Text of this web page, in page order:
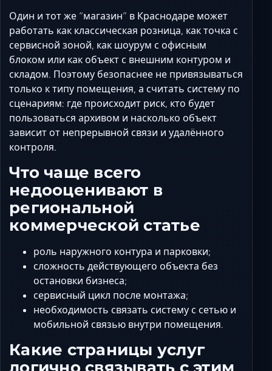
Один и тот же “магазин” в Краснодаре может
работать как классическая розница, как точка с
сервисной зоной, как шоурум с офисным
блоком или как объект с внешним контуром и
складом. Поэтому безопаснее не привязываться
только к типу помещения, а считать систему по
сценариям: где происходит риск, кто будет
пользоваться архивом и насколько объект
зависит от непрерывной связи и удалённого
контроля.
Что чаще всего
недооценивают в
региональной
коммерческой статье
роль наружного контура и парковки;
сложность действующего объекта без
остановки бизнеса;
сервисный цикл после монтажа;
необходимость связать систему с сетью и
мобильной связью внутри помещения.
Какие страницы услуг